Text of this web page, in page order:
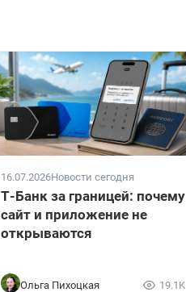
16.07.2026Новости сегодня
Т-Банк за границей: почему
сайт и приложение не
открываются
Ольга Пихоцкая 19.1K